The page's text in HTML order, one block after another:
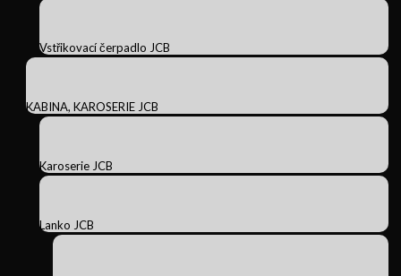
Vstřikovací čerpadlo JCB
KABINA, KAROSERIE JCB
Karoserie JCB
Lanko JCB